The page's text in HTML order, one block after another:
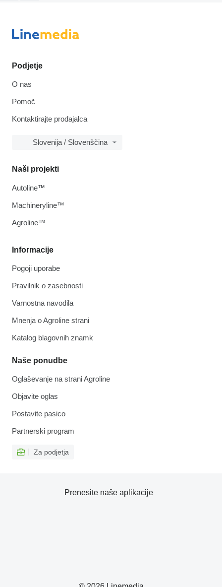
Podjetje
O nas
Pomoč
Kontaktirajte prodajalca
Slovenija / Slovenščina
Informacije
Pogoji uporabe
Pravilnik o zasebnosti
Varnostna navodila
Mnenja o Agroline strani
Katalog blagovnih znamk
Naše ponudbe
Oglaševanje na strani Agroline
Objavite oglas
Postavite pasico
Partnerski program
Za podjetja
Naši projekti
Autoline™
Machineryline™
Agroline™
Prenesite naše aplikacije